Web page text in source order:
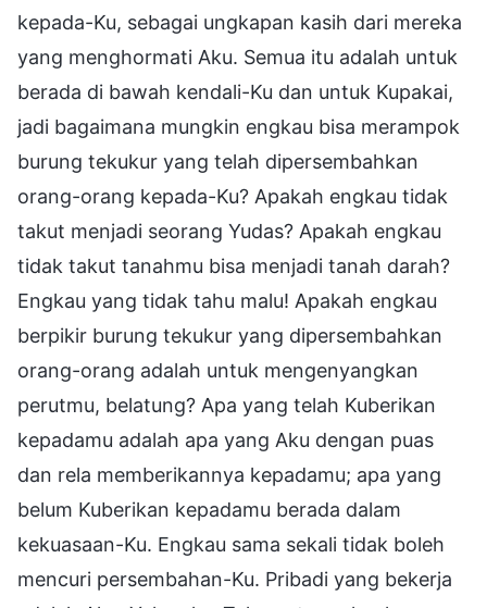
kepada-Ku, sebagai ungkapan kasih dari mereka
yang menghormati Aku. Semua itu adalah untuk
berada di bawah kendali-Ku dan untuk Kupakai,
jadi bagaimana mungkin engkau bisa merampok
burung tekukur yang telah dipersembahkan
orang-orang kepada-Ku? Apakah engkau tidak
takut menjadi seorang Yudas? Apakah engkau
tidak takut tanahmu bisa menjadi tanah darah?
Engkau yang tidak tahu malu! Apakah engkau
berpikir burung tekukur yang dipersembahkan
orang-orang adalah untuk mengenyangkan
perutmu, belatung? Apa yang telah Kuberikan
kepadamu adalah apa yang Aku dengan puas
dan rela memberikannya kepadamu; apa yang
belum Kuberikan kepadamu berada dalam
kekuasaan-Ku. Engkau sama sekali tidak boleh
mencuri persembahan-Ku. Pribadi yang bekerja